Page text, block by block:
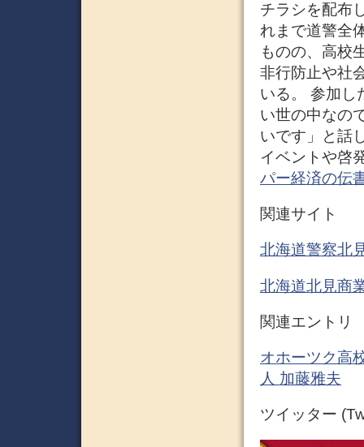
チラシを配布
れまで道警全
ものの、高校
非行防止や社
いる。 参加し
い世の中なの
いです」と話
イベントや啓
パー経済の伝
関連サイト
北海道警察北
北海道北見商
関連エントリ
オホーツク高
人 加藤雅夫
ツイッター